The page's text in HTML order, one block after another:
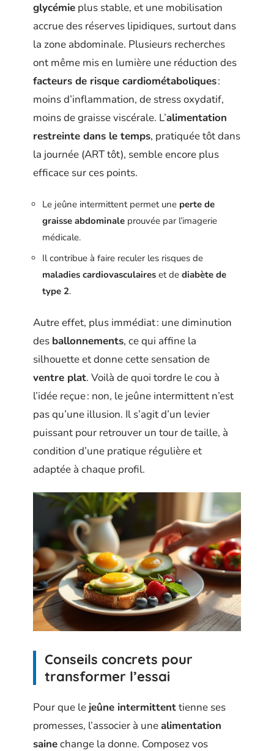
glycémie plus stable, et une mobilisation
accrue des réserves lipidiques, surtout dans
la zone abdominale. Plusieurs recherches
ont même mis en lumière une réduction des
facteurs de risque cardiométaboliques:
moins d’inflammation, de stress oxydatif,
moins de graisse viscérale. L’alimentation
restreinte dans le temps, pratiquée tôt dans
la journée (ART tôt), semble encore plus
efficace sur ces points.
Le jeûne intermittent permet une perte de
graisse abdominale prouvée par l’imagerie
médicale.
Il contribue à faire reculer les risques de
maladies cardiovasculaires et de diabète de
type 2.
Autre effet, plus immédiat : une diminution
des ballonnements, ce qui affine la
silhouette et donne cette sensation de
ventre plat. Voilà de quoi tordre le cou à
l’idée reçue : non, le jeûne intermittent n’est
pas qu’une illusion. Il s’agit d’un levier
puissant pour retrouver un tour de taille, à
condition d’une pratique régulière et
adaptée à chaque profil.
Conseils concrets pour
transformer l’essai
Pour que le jeûne intermittenttienne ses
promesses, l’associer à unealimentation
sainechange la donne. Composez vos